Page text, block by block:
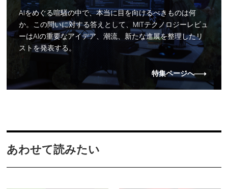
AIをめぐる喧騒の中で、本当に目を向けるべきものは何
か。この問いに対する答えとして、MITテクノロジーレビュ
ーはAIの重要なアイデア、潮流、新たな進展を整理したリ
ストを発表する。
特集ページへ
あわせて読みたい